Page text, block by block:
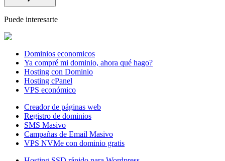
Puede interesarte
Dominios economicos
Ya compré mi dominio, ahora qué hago?
Hosting con Dominio
Hosting cPanel
VPS económico
Creador de páginas web
Registro de dominios
SMS Masivo
Campañas de Email Masivo
VPS NVMe con dominio gratis